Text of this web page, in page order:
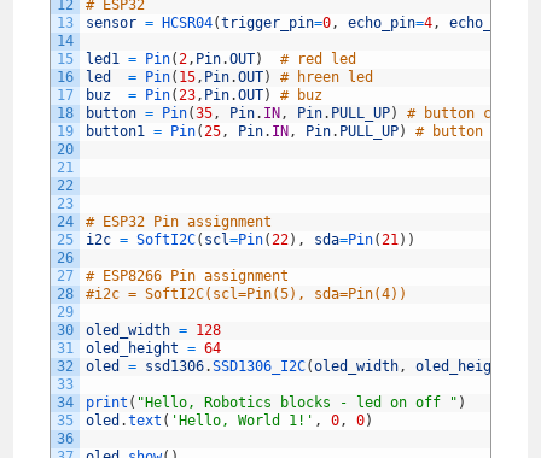
12
13
14
15
16
17
18
19
20
21
22
23
24
25
26
27
28
29
30
31
32
33
34
35
36
# ESP32
sensor = HCSR04(trigger_pin=0, echo_pin=4,
led1 = Pin(2, Pin.OUT)
# red led
led
= Pin( 15, Pin.OUT)
# hreen led
buz
= Pin(23, Pin.OUT)
# buz
button = Pin(35, Pin. IN , Pin. PULL_UP)
# button
button1 = Pin(25, Pin. IN , Pin. PULL_UP) # button
# ESP32 Pin assignment
i2c = SoftI2C( scl=Pin(22) , sda=Pin(21) )
# ESP8266 Pin assignment
#i2c = SoftI2C(scl=Pin(5), sda=Pin(4))
oled_width = 128
oled_height = 64
oled
= ssd1306.SSD1306_I2C(oled_width, oled_height
print ( "Hello, Robotics blocks - led on off " )
oled .text ( 'Hello, World 1!' , 0, 0)